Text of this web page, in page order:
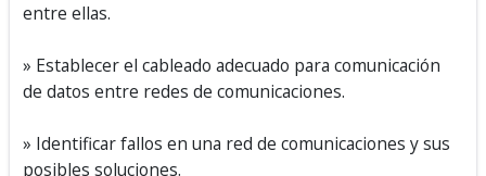
entre ellas.
» Establecer el cableado adecuado para comunicación
de datos entre redes de comunicaciones.
» Identificar fallos en una red de comunicaciones y sus
posibles soluciones.